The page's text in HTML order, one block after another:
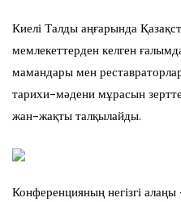
Киелі Талды аңғарында
мемлекеттерден келген
мамандары мен
тарихи-мәдени мұрасын
жан-жақты талқылайды.
Конференцияның негізгі алаңы